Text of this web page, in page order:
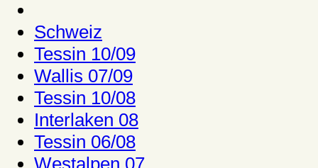
Schweiz
Tessin 10/09
Wallis 07/09
Tessin 10/08
Interlaken 08
Tessin 06/08